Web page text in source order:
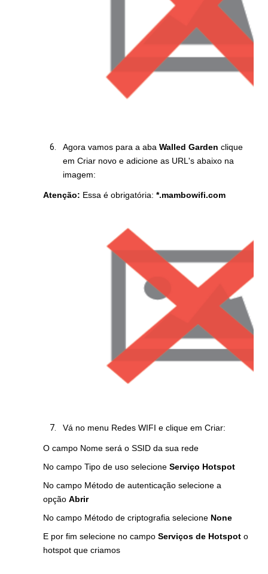
Agora vamos para a aba Walled Garden clique
em Criar novo e adicione as URL's abaixo na
imagem:
Atenção: Essa é obrigatória: *.mambowifi.com
Vá no menu Redes WIFI e clique em Criar:
O campo Nome será o SSID da sua rede
No campo Tipo de uso selecione Serviço Hotspot
No campo Método de autenticação selecione a
opção Abrir
No campo Método de criptografia selecione None
E por fim selecione no campo Serviços de Hotspot o
hotspot que criamos